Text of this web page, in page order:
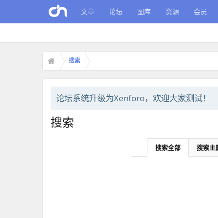
文章 论坛 图库 资源 会员
搜索
论坛系统升级为Xenforo，欢迎大家测试！
搜索
搜索全部 搜索主